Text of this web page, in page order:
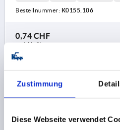
Zustimmung
Diese Webseite verwendet
Bestellnummer: K0155.106
0,74 CHF
zzgl. MwSt.
K0155 H